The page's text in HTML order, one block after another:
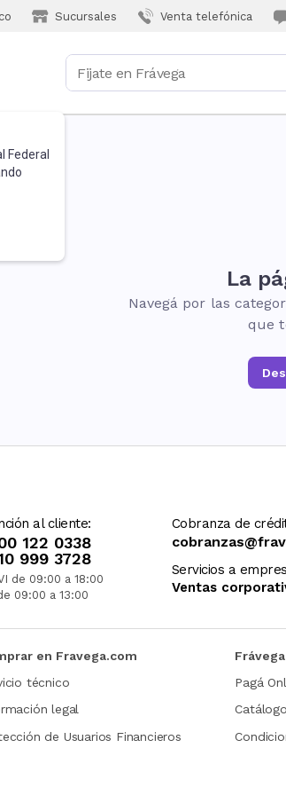
Sucursales Venta telefónica
Federal
La
Navegá por las
que
al cliente:
122 0338
999 3728
de 09:00 a 18:00
09:00 a 13:00
Cobranza de
Servicios a
Ventas
en Fravega.com
técnico
legal
de Usuarios Financieros
Pagá